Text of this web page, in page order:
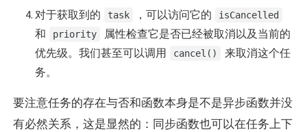
对于获取到的
task ，可以访问它的 isCancelled
和 priority
属性检查它是否已经被取消以及当前的
优先级。我们甚至可以调用
cancel()
来取消这个任
务。
要注意任务的存在与否和函数本身是不是异步函数并没
有必然关系，这是显然的：同步函数也可以在任务上下